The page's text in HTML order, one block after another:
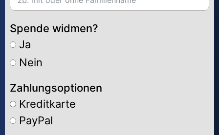
Spende widmen?
Ja
Nein
Zahlungsoptionen
Kreditkarte
PayPal